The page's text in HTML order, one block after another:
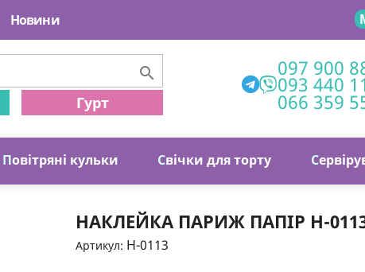
Новини
Повітряні кульки Свічки для торту С

Гурт
097 900
093 440
066 359
НАКЛЕЙКА ПАРИЖ ПАПІР Н-
Артикул: Н-0113